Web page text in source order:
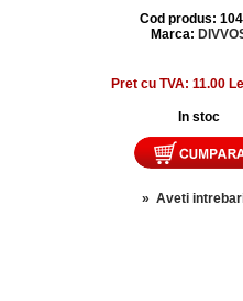
Cod produs:
Marca:
Pret cu TVA: 11.00
In stoc
» Aveti